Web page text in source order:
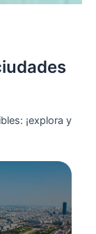
¡explora y